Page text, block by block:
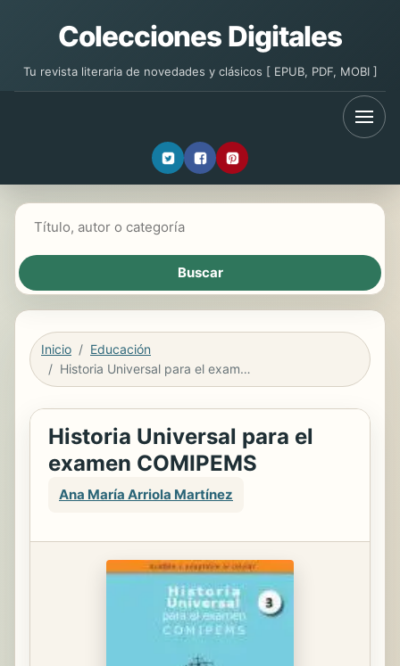
Colecciones Digitales
Tu revista literaria de novedades y clásicos [ EPUB, PDF, MOBI ]
Inicio
Educación
Historia Universal para el examen COMIPEMS
Historia Universal para el
examen COMIPEMS
Ana María Arriola Martínez